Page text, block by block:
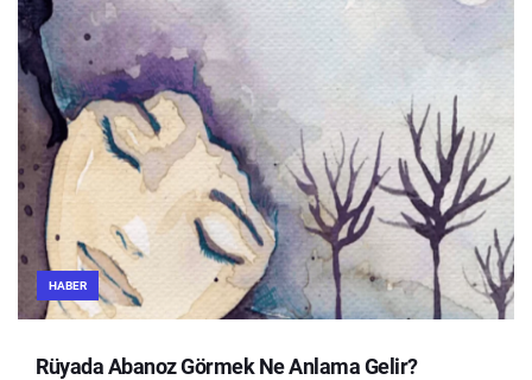
HABER
Rüyada Abanoz Görmek Ne Anlama Gelir?